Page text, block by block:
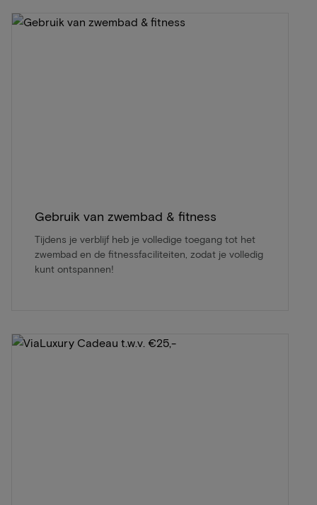
Gebruik van zwembad & fitness
Tijdens je verblijf heb je volledige toegang tot het
zwembad en de fitnessfaciliteiten, zodat je volledig
kunt ontspannen!